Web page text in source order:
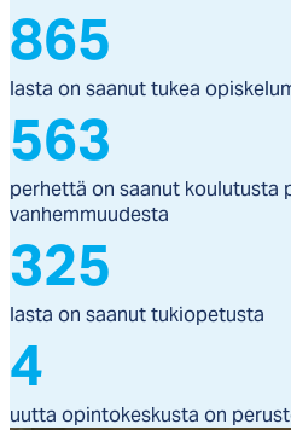
865
lasta on saanut tukea
563
perhettä on saanut koulutusta
vanhemmuudesta
325
lasta on saanut tukiopetusta
4
uutta opintokeskusta on